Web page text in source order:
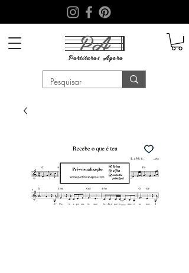
PA
Partituras Agora